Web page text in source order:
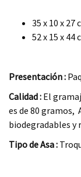
35 x 10 x 27
52 x 15 x 44
Presentación :
Calidad : El
es de 80
biodegradables y
Tipo de Asa :